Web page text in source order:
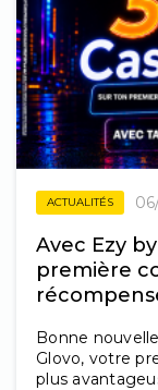
ACTUALITÉS
Avec Ezy
première
Bonne
Glovo, votre
plus